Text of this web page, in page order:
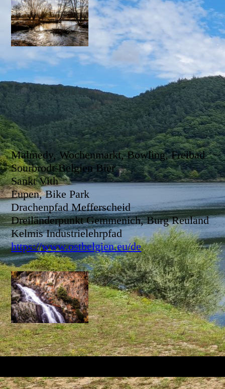
Malmedy, Wochenmarkt, Bowling, Freibad
Sourbrodt-Belgien Bier
Sankt Vith
Eupen, Bike Park
Drachenpfad Mefferscheid
Dreiländerpunkt Gemmenich, Burg Reuland
Kelmis Industrielehrpfad
https://www.ostbelgien.eu/de